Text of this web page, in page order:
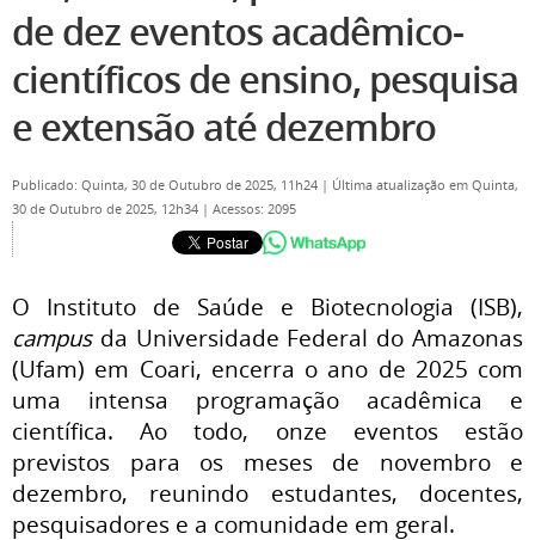
de dez eventos acadêmico-
científicos de ensino, pesquisa
e extensão até dezembro
Publicado: Quinta, 30 de Outubro de 2025, 11h24 | Última atualização em Quinta,
30 de Outubro de 2025, 12h34 | Acessos: 2095
O Instituto de Saúde e Biotecnologia (ISB),
campusda Universidade Federal do Amazonas
(Ufam) em Coari, encerra o ano de 2025 com
uma intensa programação acadêmica e
científica. Ao todo, onze eventos estão
previstos para os meses de novembro e
dezembro, reunindo estudantes, docentes,
pesquisadores e a comunidade em geral.